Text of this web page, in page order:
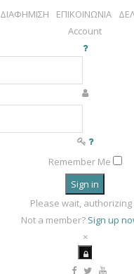
ΔΙΑΦΗΜΙΣΗ ΕΠΙΚΟΙΝΩΝΙΑ
Account
Remember Me
Sign in
Please wait, authorizing
Not a member? Sign up
×